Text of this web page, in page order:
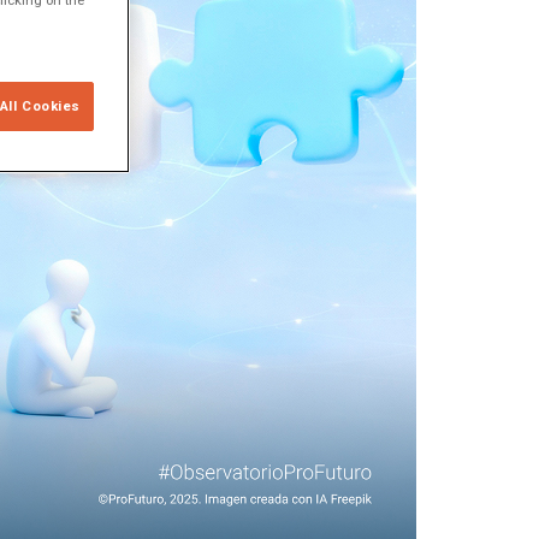
Cookies